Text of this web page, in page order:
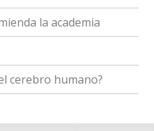
la academia
cerebro humano?